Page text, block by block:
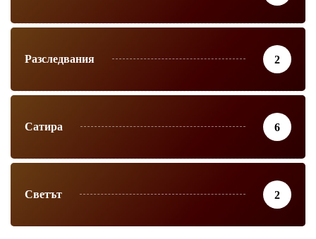
Разследвания 2
Сатира 6
Светът 2